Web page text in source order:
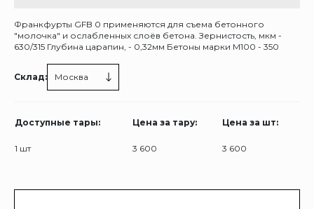
Франкфурты GFB 0 применяются для съема бетонного
"молочка" и ослабленных слоёв бетона. Зернистость, мкм -
630/315 Глубина царапин, - 0,32мм Бетоны марки М100 - 350
Склад: Москва
Доступные тары: Цена за тару: Цена за шт:
1 шт 3 600 3 600